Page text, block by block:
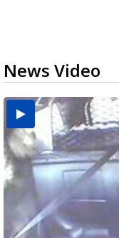
News Video